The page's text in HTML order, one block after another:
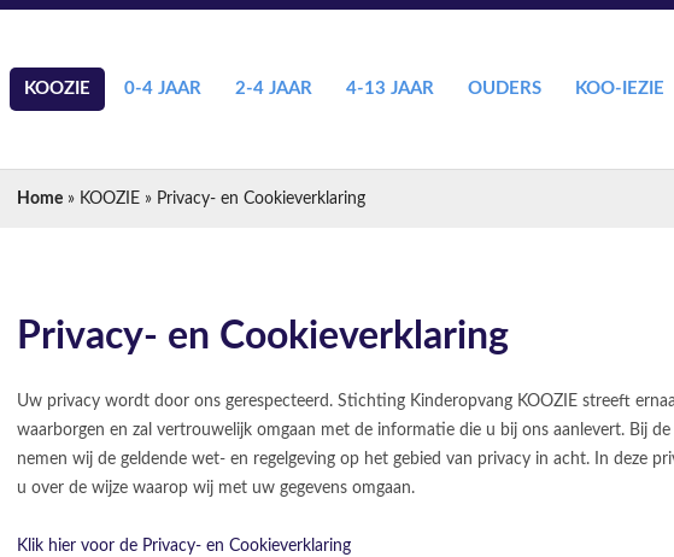
KOOZIE 0-4 JAAR 2-4 JAAR 4-13 JAAR OUDERS KOO-IEZIE
U bent hier
Home » KOOZIE » Privacy- en Cookieverklaring
Privacy- en Cookieverklaring
Uw privacy wordt door ons gerespecteerd. Stichting Kinderopvang KOOZIE streeft
waarborgen en zal vertrouwelijk omgaan met de informatie die u bij ons aanlevert. Bij
nemen wij de geldende wet- en regelgeving op het gebied van privacy in acht. In deze
u over de wijze waarop wij met uw gegevens omgaan.
Klik hier voor de Privacy- en Cookieverklaring